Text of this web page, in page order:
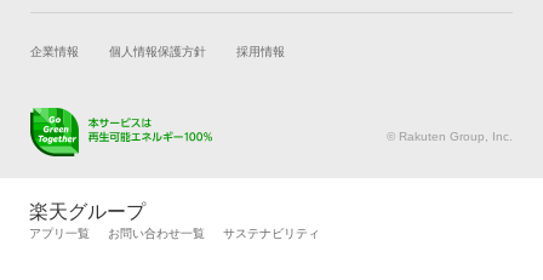
ひたちなか市
水戸市
車検の基礎知識 キャンペーン一覧
試乗・商談 新車購入
キズ修理予約
メンテナンス管理
タイヤ交換サービス
自動車カタログ 自動車保険
企業情報 個人情報保護方針 採用情報
© Rakuten Group, Inc.
楽天グループ
アプリ一覧 お問い合わせ一覧 サステナビリティ